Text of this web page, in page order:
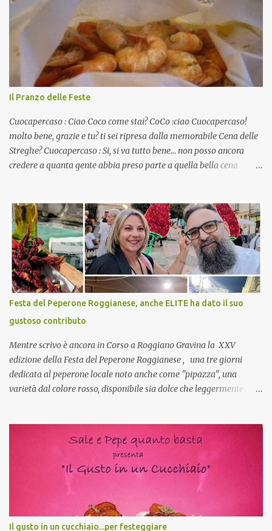
Il Pranzo delle Feste
Cuocapercaso : Ciao Coco come stai? CoCo :ciao Cuocapercaso!
molto bene, grazie e tu? ti sei ripresa dalla memorabile Cena delle
Streghe? Cuocapercaso : Si, si va tutto bene… non posso ancora
credere a quanta gente abbia preso parte a quella bella cena
pranzo, racconta un po'! Perchè io avrò ospiti e cerco degli spunti...
Cuocapercaso : A dire il vero domenica prossima non preparo
nulla perché vado al Pranzo Aziendale di fine anno organizzato dai
mie capi! CoCo : Pranzo aziendale? Una bella idea! Cuocapercaso :
si, è un modo per riunirsi tutti a fine anno e tirare le somme…
naturalmente mangiando tutti insieme, con grande convivialità!
CoCo : è naturale il cibo, come sappiamo bene, funziona spesso da
collante e anche nel lavoro riesce a creare spesso l’ambiente
favorevole per molte belle opportunità, non trovi? Cuocapercaso :
Si, concordo! …addirittura si dice...
Festa del Peperone Roggianese, anche ELITE ha dato il suo
gustoso contributo
Mentre scrivo è ancora in Corso a Roggiano Gravina la XXV
edizione della Festa del Peperone Roggianese , una tre giorni
dedicata al peperone locale noto anche come "pipazza", una
varietà dal colore rosso, disponibile sia dolce che leggermente
(Pat) della Calabria. Un ingrediente versatile in cucina, utilizzato
fresco o essiccato in ricette della tradizione o in piatti innovativi.
Durante la prima serata dell'evento abbiamo avuto prova della
versatilità di questo ingrediente durante il "2° Concorso
Gastronomico di piatti a base di peperone Roggianese" ideato da
Gina Santagata , presidente dell'associazione Mongolfiera, che ha
visto coinvolte tante associazioni attive sul territorio che hanno
Il gusto in un cucchiaio...per festeggiare